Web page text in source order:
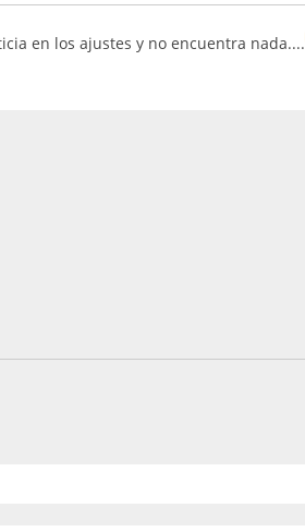
en los ajustes y no encuentra nada....